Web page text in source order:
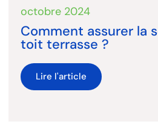
octobre 2024
Comment assurer la
toit terrasse ?
Lire l'article